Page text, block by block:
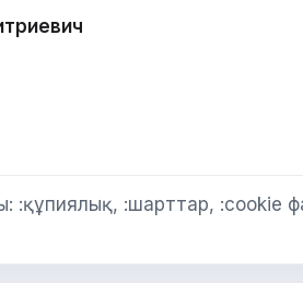
:құпиялық, :шарттар, :cookie